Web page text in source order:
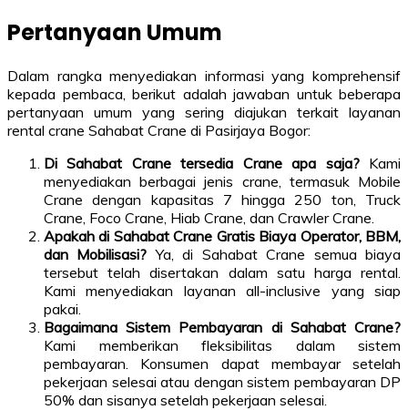
Pertanyaan Umum
Dalam rangka menyediakan informasi yang komprehensif
kepada pembaca, berikut adalah jawaban untuk beberapa
pertanyaan umum yang sering diajukan terkait layanan
rental crane Sahabat Crane di Pasirjaya Bogor:
Di Sahabat Crane tersedia Crane apa saja?Kami
menyediakan berbagai jenis crane, termasuk Mobile
Crane dengan kapasitas 7 hingga 250 ton, Truck
Crane, Foco Crane, Hiab Crane, dan Crawler Crane.
Apakah di Sahabat Crane Gratis Biaya Operator, BBM,
dan Mobilisasi? Ya, di Sahabat Crane semua biaya
tersebut telah disertakan dalam satu harga rental.
Kami menyediakan layanan all-inclusive yang siap
pakai.
Bagaimana Sistem Pembayaran di Sahabat Crane?
Kami memberikan fleksibilitas dalam sistem
pembayaran. Konsumen dapat membayar setelah
pekerjaan selesai atau dengan sistem pembayaran DP
50% dan sisanya setelah pekerjaan selesai.